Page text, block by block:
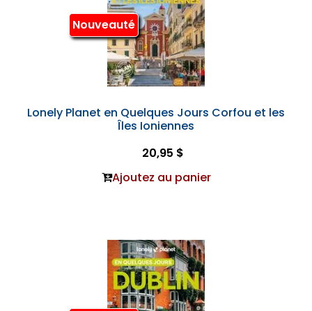
Nouveauté
Lonely Planet en Quelques Jours Corfou et les
Îles Ioniennes
20,95 $
Ajoutez au panier